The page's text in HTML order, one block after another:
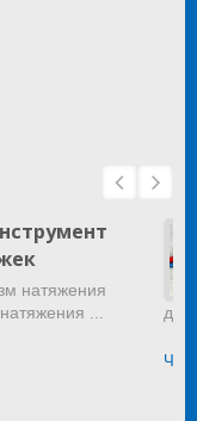
натяжения
...